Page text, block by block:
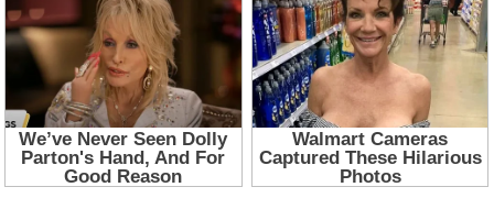
В
ЗАКЛАДКИ